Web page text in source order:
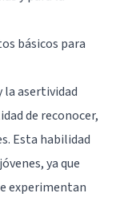
básicos para
asertividad
de reconocer,
Esta habilidad
ya que
experimentan